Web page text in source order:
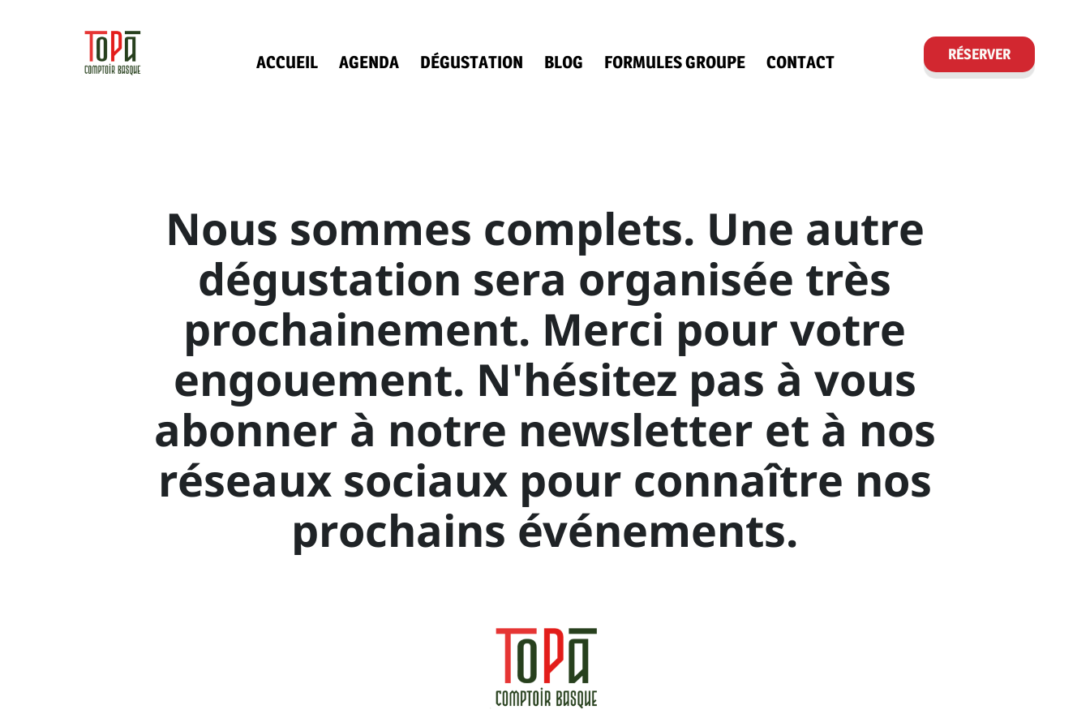
ACCUEIL AGENDA DÉGUSTATION BLOG FORMULES GROUPE CONTACT RÉSERVER
Nous sommes complets. Une autre
dégustation sera organisée très
prochainement. Merci pour votre
engouement. N'hésitez pas à vous
abonner à notre newsletter et à nos
réseaux sociaux pour connaître nos
prochains événements.